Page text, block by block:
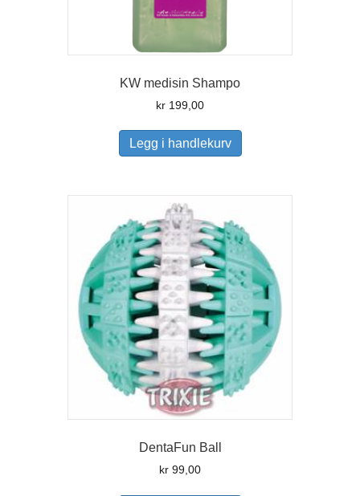
KW medisin Shampo
kr 199,00
Legg i handlekurv
DentaFun Ball
kr 99,00